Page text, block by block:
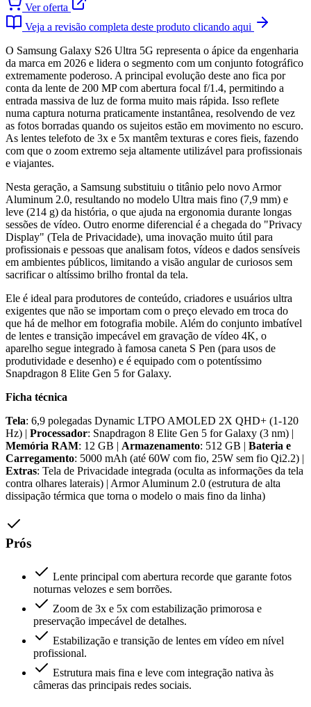
Ver oferta
Veja a revisão completa deste produto clicando aqui
O Samsung Galaxy S26 Ultra 5G representa o ápice da engenharia
da marca em 2026 e lidera o segmento com um conjunto fotográfico
extremamente poderoso. A principal evolução deste ano fica por
conta da lente de 200 MP com abertura focal f/1.4, permitindo a
entrada massiva de luz de forma muito mais rápida. Isso reflete
numa captura noturna praticamente instantânea, resolvendo de vez
as fotos borradas quando os sujeitos estão em movimento no escuro.
As lentes telefoto de 3x e 5x mantêm texturas e cores fieis, fazendo
com que o zoom extremo seja altamente utilizável para profissionais
e viajantes.
Nesta geração, a Samsung substituiu o titânio pelo novo Armor
Aluminum 2.0, resultando no modelo Ultra mais fino (7,9 mm) e
leve (214 g) da história, o que ajuda na ergonomia durante longas
sessões de vídeo. Outro enorme diferencial é a chegada do "Privacy
Display" (Tela de Privacidade), uma inovação muito útil para
profissionais e pessoas que analisam fotos, vídeos e dados sensíveis
em ambientes públicos, limitando a visão angular de curiosos sem
sacrificar o altíssimo brilho frontal da tela.
Ele é ideal para produtores de conteúdo, criadores e usuários ultra
exigentes que não se importam com o preço elevado em troca do
que há de melhor em fotografia mobile. Além do conjunto imbatível
de lentes e transição impecável em gravação de vídeo 4K, o
aparelho segue integrado à famosa caneta S Pen (para usos de
produtividade e desenho) e é equipado com o potentíssimo
Snapdragon 8 Elite Gen 5 for Galaxy.
Ficha técnica
Tela: 6,9 polegadas Dynamic LTPO AMOLED 2X QHD+ (1-120
Hz) | Processador: Snapdragon 8 Elite Gen 5 for Galaxy (3 nm) |
Memória RAM: 12 GB | Armazenamento: 512 GB | Bateria e
Carregamento: 5000 mAh (até 60W com fio, 25W sem fio Qi2.2) |
Extras: Tela de Privacidade integrada (oculta as informações da tela
contra olhares laterais) | Armor Aluminum 2.0 (estrutura de alta
dissipação térmica que torna o modelo o mais fino da linha)
Prós
Lente principal com abertura recorde que garante fotos
noturnas velozes e sem borrões.
Zoom de 3x e 5x com estabilização primorosa e
preservação impecável de detalhes.
Estabilização e transição de lentes em vídeo em nível
profissional.
Estrutura mais fina e leve com integração nativa às
câmeras das principais redes sociais.